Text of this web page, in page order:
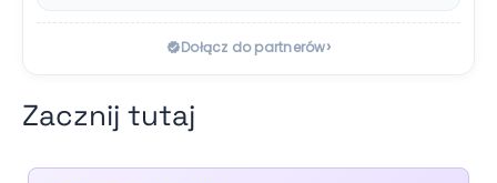
Dołącz do partnerów›
Zacznij tutaj